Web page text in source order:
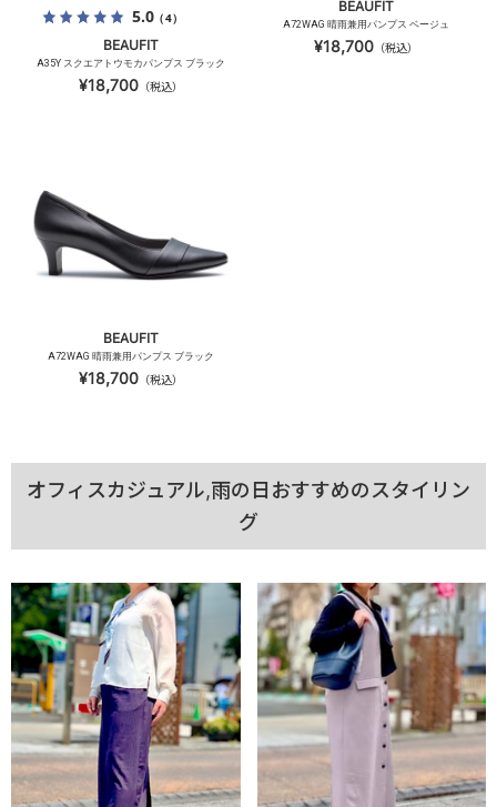
5.0（4）
BEAUFIT
A35Y スクエアトウモカパンプス ブラック
¥18,700 （税込）
BEAUFIT
A72WAG 晴雨兼用パンプス ベージュ
¥18,700 （税込）
BEAUFIT
A72WAG 晴雨兼用パンプス ブラック
¥18,700 （税込）
オフィスカジュアル,雨の日おすすめのスタイリン
グ